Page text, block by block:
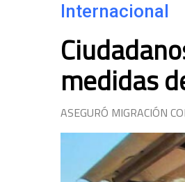
Internacional
medidas
ASEGURÓ MIGRACIÓN